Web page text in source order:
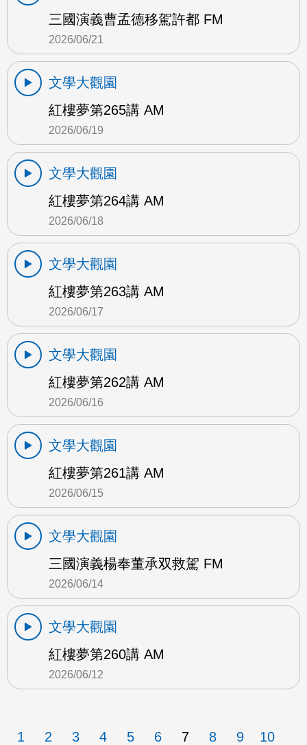
三國演義曹孟德移駕許都 FM
2026/06/21
文學大觀園
紅樓夢第265講 AM
2026/06/19
文學大觀園
紅樓夢第264講 AM
2026/06/18
文學大觀園
紅樓夢第263講 AM
2026/06/17
文學大觀園
紅樓夢第262講 AM
2026/06/16
文學大觀園
紅樓夢第261講 AM
2026/06/15
文學大觀園
三國演義楊奉董承双救駕 FM
2026/06/14
文學大觀園
紅樓夢第260講 AM
2026/06/12
1 2 3 4 5 6 7 8 9 10